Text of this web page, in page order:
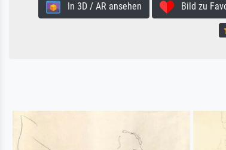
In 3D / AR ansehen Bild zu